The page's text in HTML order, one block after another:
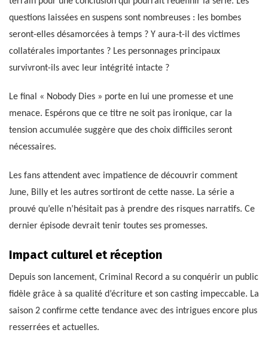
questions laissées en suspens sont nombreuses : les bombes
seront-elles désamorcées à temps ? Y aura-t-il des victimes
collatérales importantes ? Les personnages principaux
survivront-ils avec leur intégrité intacte ?
Le final « Nobody Dies » porte en lui une promesse et une
menace. Espérons que ce titre ne soit pas ironique, car la
tension accumulée suggère que des choix difficiles seront
nécessaires.
Les fans attendent avec impatience de découvrir comment
June, Billy et les autres sortiront de cette nasse. La série a
prouvé qu’elle n’hésitait pas à prendre des risques narratifs. Ce
dernier épisode devrait tenir toutes ses promesses.
Impact culturel et réception
Depuis son lancement, Criminal Record a su conquérir un public
fidèle grâce à sa qualité d’écriture et son casting impeccable. La
saison 2 confirme cette tendance avec des intrigues encore plus
resserrées et actuelles.